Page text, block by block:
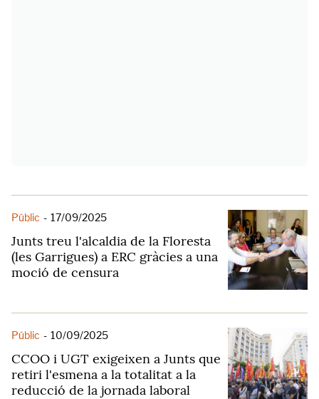
Públic - 17/09/2025
Junts treu l'alcaldia de la Floresta
(les Garrigues) a ERC gràcies a una
moció de censura
Públic - 10/09/2025
CCOO i UGT exigeixen a Junts que
retiri l'esmena a la totalitat a la
reducció de la jornada laboral